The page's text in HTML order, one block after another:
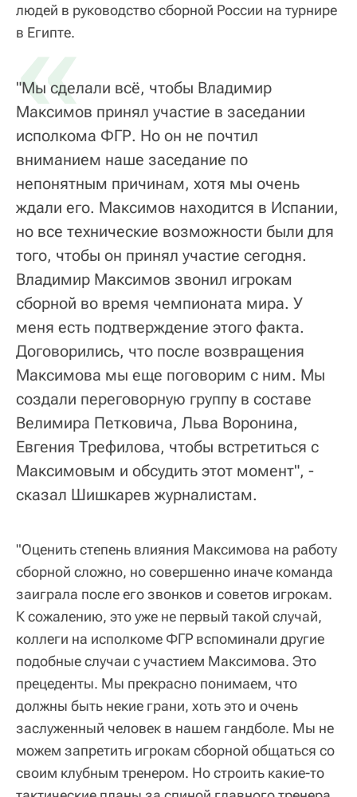
людей в руководство сборной России на турнире
в Египте.
«
"Мы сделали всё, чтобы Владимир
Максимов принял участие в заседании
исполкома ФГР. Но он не почтил
вниманием наше заседание по
непонятным причинам, хотя мы очень
ждали его. Максимов находится в Испании,
но все технические возможности были для
того, чтобы он принял участие сегодня.
Владимир Максимов звонил игрокам
сборной во время чемпионата мира. У
меня есть подтверждение этого факта.
Договорились, что после возвращения
Максимова мы еще поговорим с ним. Мы
создали переговорную группу в составе
Велимира Петковича, Льва Воронина,
Евгения Трефилова, чтобы встретиться с
Максимовым и обсудить этот момент", -
сказал Шишкарев журналистам.
"Оценить степень влияния Максимова на работу
сборной сложно, но совершенно иначе команда
заиграла после его звонков и советов игрокам.
К сожалению, это уже не первый такой случай,
коллеги на исполкоме ФГР вспоминали другие
подобные случаи с участием Максимова. Это
прецеденты. Мы прекрасно понимаем, что
должны быть некие грани, хоть это и очень
заслуженный человек в нашем гандболе. Мы не
можем запретить игрокам сборной общаться со
своим клубным тренером. Но строить какие-то